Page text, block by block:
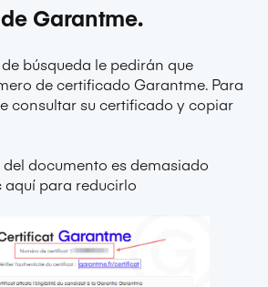
Garantme.
búsqueda le pedirán que
de certificado Garantme. Para
consultar su certificado y copiar
del documento es demasiado
aquí para reducirlo